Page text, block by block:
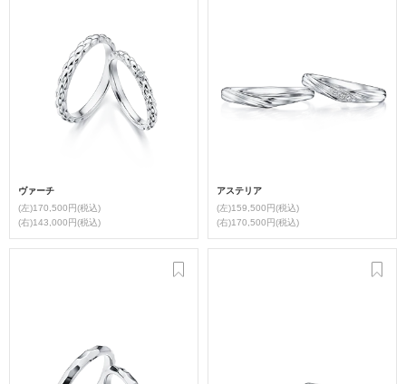
ヴァーチ
(左)170,500円(税込)
(右)143,000円(税込)
アステリア
(左)159,500円(税込)
(右)170,500円(税込)